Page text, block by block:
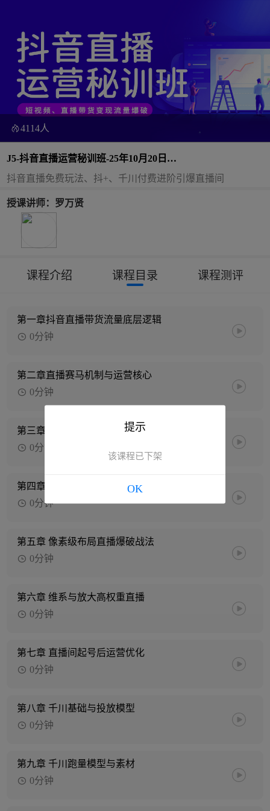
4114人
J5-抖音直播运营秘训班-25年10月20日
（双师）
抖音直播免费玩法、抖+、千川付费进阶引爆直播间
授课讲师：罗万贤
课程介绍 课程目录 课程测评
第一章抖音直播带货流量底层逻辑
0分钟
第二章直播赛马机制与运营核心
0分钟
第三章 百万GMV直播项目筹备
0分钟
第四章 直播项目筹备流程落地实操
0分钟
第五章 像素级布局直播爆破战法
0分钟
第六章 维系与放大高权重直播
0分钟
第七章 直播间起号后运营优化
0分钟
第八章 千川基础与投放模型
0分钟
第九章 千川跑量模型与素材
0分钟
提示
该课程已下架
OK